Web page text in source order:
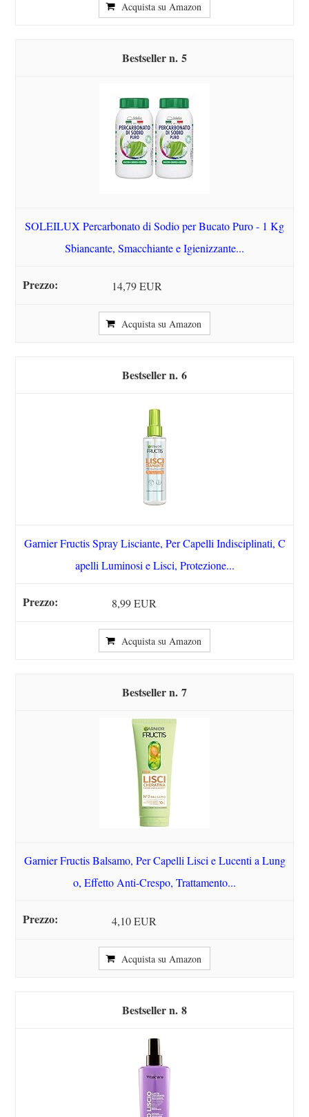
Acquista su Amazon
5
SOLEILUX Percarbonato di Sodio per Bucato Puro - 1 Kg
Sbiancante, Smacchiante e Igienizzante...
14,79 EUR
Acquista su Amazon
6
Garnier Fructis Spray Lisciante, Per Capelli Indisciplinati, C
apelli Luminosi e Lisci, Protezione...
8,99 EUR
Acquista su Amazon
7
Garnier Fructis Balsamo, Per Capelli Lisci e Lucenti a Lung
o, Effetto Anti-Crespo, Trattamento...
4,10 EUR
Acquista su Amazon
8